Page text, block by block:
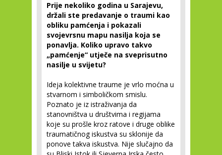
Prije nekoliko godina u Sarajevu,
držali ste predavanje o traumi kao
obliku pamćenja i pokazali
svojevrsnu mapu nasilja koja se
ponavlja. Koliko upravo takvo
„pamćenje“ utječe na sveprisutno
nasilje u svijetu?
Ideja kolektivne traume je vrlo moćna u
stvarnom i simboličkom smislu.
Poznato je iz istraživanja da
stanovništva u društvima i regijama
koje su prošle kroz ratove i druge oblike
traumatičnog iskustva su sklonije da
ponove takva iskustva. Nije slučajno da